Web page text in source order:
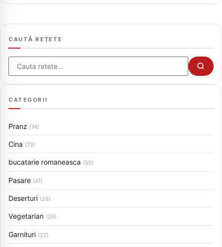
CAUTĂ REȚETE
Cauta
CATEGORII
Pranz (74)
Cina (73)
bucatarie romaneasca (55)
Pasare (41)
Deserturi (26)
Vegetarian (26)
Garnituri (22)